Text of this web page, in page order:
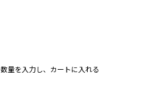
数量を入力し、カートに入れる